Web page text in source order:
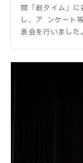
間「創タイム」
し、ア ンケート
表会を行いました